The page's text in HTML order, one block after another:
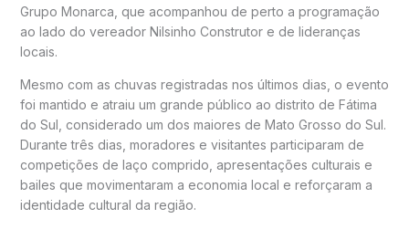
Grupo Monarca, que acompanhou de perto a programação
ao lado do vereador Nilsinho Construtor e de lideranças
locais.
Mesmo com as chuvas registradas nos últimos dias, o evento
foi mantido e atraiu um grande público ao distrito de Fátima
do Sul, considerado um dos maiores de Mato Grosso do Sul.
Durante três dias, moradores e visitantes participaram de
competições de laço comprido, apresentações culturais e
bailes que movimentaram a economia local e reforçaram a
identidade cultural da região.